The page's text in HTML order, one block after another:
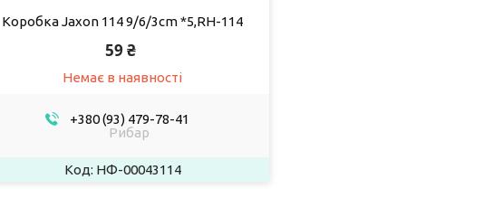
Коробка Jaxon 114 9/6/3cm *5,RH-114
59 ₴
Немає в наявності
+380 (93) 479-78-41
Рибар
НФ-00043114